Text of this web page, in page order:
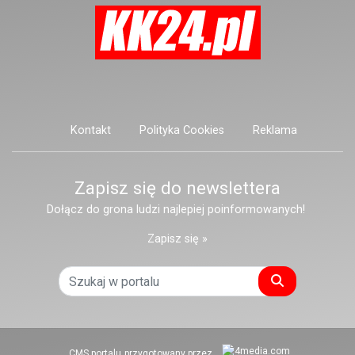
Kontakt Polityka Cookies Reklama
Zapisz się do newslettera
Dołącz do grona ludzi najlepiej poinformowanych!
Zapisz się »
Szukaj